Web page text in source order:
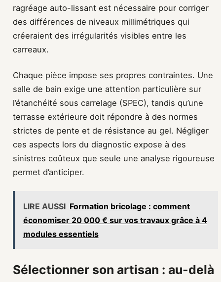
ragréage auto-lissant est nécessaire pour corriger
des différences de niveaux millimétriques qui
créeraient des irrégularités visibles entre les
carreaux.
Chaque pièce impose ses propres contraintes. Une
salle de bain exige une attention particulière sur
l’étanchéité sous carrelage (SPEC), tandis qu’une
terrasse extérieure doit répondre à des normes
strictes de pente et de résistance au gel. Négliger
ces aspects lors du diagnostic expose à des
sinistres coûteux que seule une analyse rigoureuse
permet d’anticiper.
LIRE AUSSI Formation bricolage : comment
économiser 20 000 € sur vos travaux grâce à 4
modules essentiels
Sélectionner son artisan : au-delà